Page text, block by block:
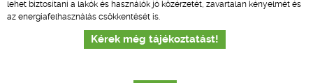
lehet biztosítani a lakók és használók jó közérzetét, zavartalan kényelmét és
az energiafelhasználás csökkentését is.
Kérek még tájékoztatást!